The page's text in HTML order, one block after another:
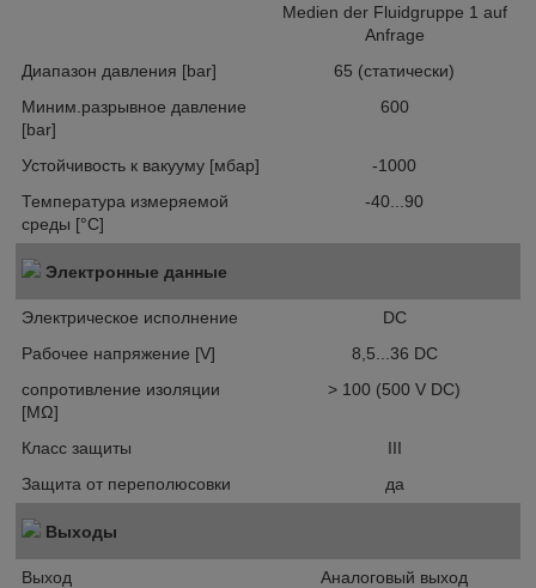
Medien der Fluidgruppe 1 auf
Anfrage
Диапазон давления [bar]
65 (статически)
Миним.разрывное давление
[bar]
600
Устойчивость к вакууму [мбар]
-1000
Температура измеряемой
среды [°C]
-40...90
Электронные данные
Электрическое исполнение
DC
Рабочее напряжение [V]
8,5...36 DC
сопротивление изоляции
[MΩ]
> 100 (500 V DC)
Класс защиты
III
Защита от переполюсовки
да
Выходы
Выход
Аналоговый выход